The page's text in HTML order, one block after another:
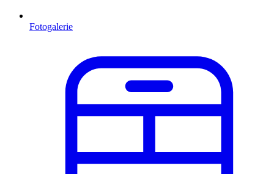
Fotogalerie